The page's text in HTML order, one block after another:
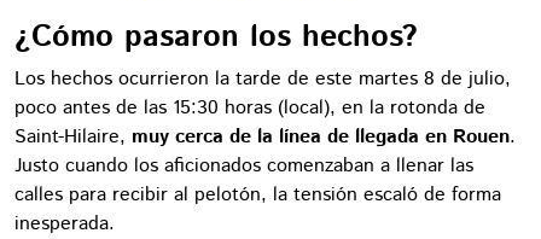
¿Cómo pasaron los hechos?
Los hechos ocurrieron la tarde de este martes 8 de julio,
poco antes de las 15:30 horas (local), en la rotonda de
Saint-Hilaire, muy cerca de la línea de llegada en Rouen.
Justo cuando los aficionados comenzaban a llenar las
calles para recibir al pelotón, la tensión escaló de forma
inesperada.